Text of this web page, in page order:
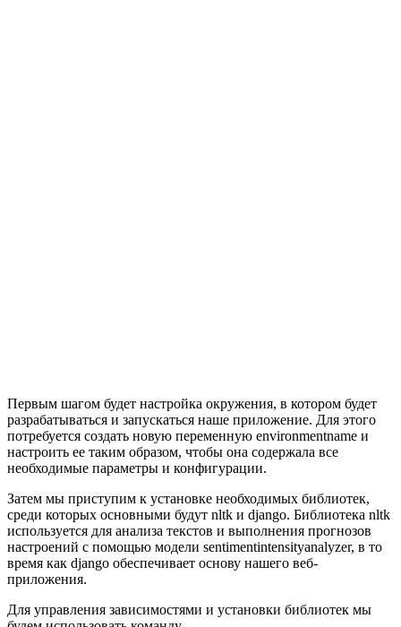
Первым шагом будет настройка окружения, в котором будет
разрабатываться и запускаться наше приложение. Для этого
потребуется создать новую переменную environmentname и
настроить ее таким образом, чтобы она содержала все
необходимые параметры и конфигурации.
Затем мы приступим к установке необходимых библиотек,
среди которых основными будут nltk и django. Библиотека nltk
используется для анализа текстов и выполнения прогнозов
настроений с помощью модели sentimentintensityanalyzer, в то
время как django обеспечивает основу нашего веб-
приложения.
Для управления зависимостями и установки библиотек мы